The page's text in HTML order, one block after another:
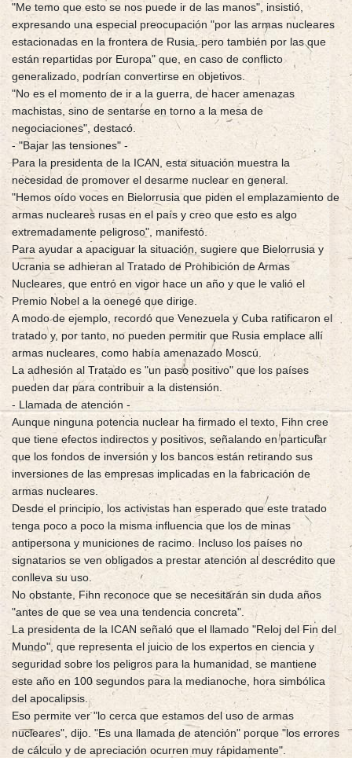
"Me temo que esto se nos puede ir de las manos", insistió,
expresando una especial preocupación "por las armas nucleares
estacionadas en la frontera de Rusia, pero también por las que
están repartidas por Europa" que, en caso de conflicto
generalizado, podrían convertirse en objetivos.
"No es el momento de ir a la guerra, de hacer amenazas
machistas, sino de sentarse en torno a la mesa de
negociaciones", destacó.
- "Bajar las tensiones" -
Para la presidenta de la ICAN, esta situación muestra la
necesidad de promover el desarme nuclear en general.
"Hemos oído voces en Bielorrusia que piden el emplazamiento de
armas nucleares rusas en el país y creo que esto es algo
extremadamente peligroso", manifestó.
Para ayudar a apaciguar la situación, sugiere que Bielorrusia y
Ucrania se adhieran al Tratado de Prohibición de Armas
Nucleares, que entró en vigor hace un año y que le valió el
Premio Nobel a la oenegé que dirige.
A modo de ejemplo, recordó que Venezuela y Cuba ratificaron el
tratado y, por tanto, no pueden permitir que Rusia emplace allí
armas nucleares, como había amenazado Moscú.
La adhesión al Tratado es "un paso positivo" que los países
pueden dar para contribuir a la distensión.
- Llamada de atención -
Aunque ninguna potencia nuclear ha firmado el texto, Fihn cree
que tiene efectos indirectos y positivos, señalando en particular
que los fondos de inversión y los bancos están retirando sus
inversiones de las empresas implicadas en la fabricación de
armas nucleares.
Desde el principio, los activistas han esperado que este tratado
tenga poco a poco la misma influencia que los de minas
antipersona y municiones de racimo. Incluso los países no
signatarios se ven obligados a prestar atención al descrédito que
conlleva su uso.
No obstante, Fihn reconoce que se necesitarán sin duda años
"antes de que se vea una tendencia concreta".
La presidenta de la ICAN señaló que el llamado "Reloj del Fin del
Mundo", que representa el juicio de los expertos en ciencia y
seguridad sobre los peligros para la humanidad, se mantiene
este año en 100 segundos para la medianoche, hora simbólica
del apocalipsis.
Eso permite ver "lo cerca que estamos del uso de armas
nucleares", dijo. "Es una llamada de atención" porque "los errores
de cálculo y de apreciación ocurren muy rápidamente".